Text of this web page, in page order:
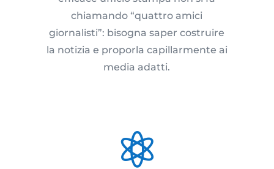
chiamando “quattro amici
giornalisti”: bisogna saper costruire
la notizia e proporla capillarmente ai
media adatti.
